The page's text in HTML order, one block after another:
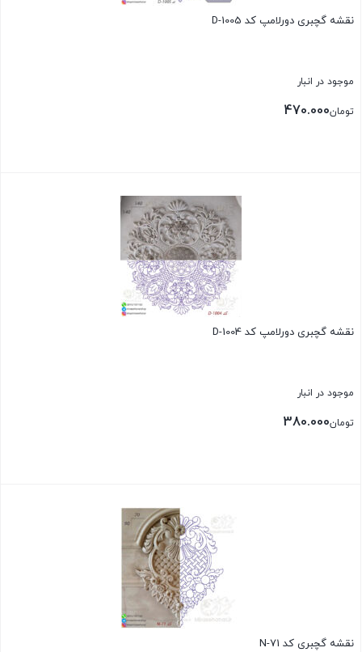
نقشه گچبری دورلامپ کد D-1005
موجود در انبار
تومان470.000
نقشه گچبری دورلامپ کد D-1004
موجود در انبار
تومان380.000
نقشه گچبری کد N-71